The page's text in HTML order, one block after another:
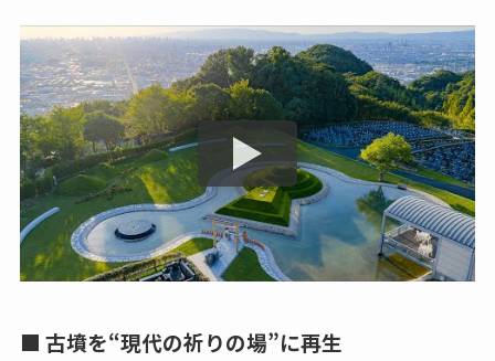
■ 古墳を“現代の祈りの場”に再生